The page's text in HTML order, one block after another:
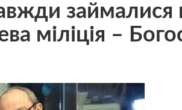
займалися
міліція –